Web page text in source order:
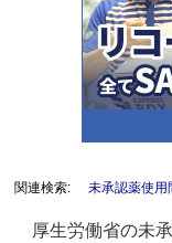
関連検索: 未承認薬使用
厚生労働省の未